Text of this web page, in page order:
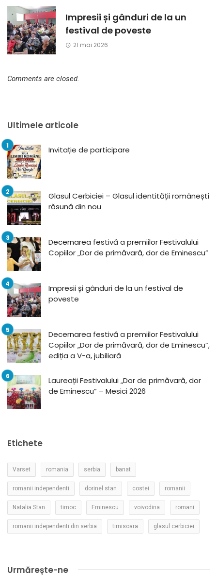
Impresii și gânduri de la un
festival de poveste
21 mai 2026
Comments are closed.
Ultimele articole
Invitație de participare
Glasul Cerbiciei – Glasul identității românești
răsună din nou
Decernarea festivă a premiilor Festivalului
Copiilor „Dor de primăvară, dor de Eminescu”
Impresii și gânduri de la un festival de
poveste
Decernarea festivă a premiilor Festivalului
Copiilor „Dor de primăvară, dor de Eminescu”,
ediția a V-a, jubiliară
Laureații Festivalului „Dor de primăvară, dor
de Eminescu” – Mesici 2026
Etichete
Varset romania serbia banat
romanii independenti dorinel stan costei romanii
Natalia Stan timoc Eminescu voivodina romani
romanii independenti din serbia timisoara glasul cerbiciei
Urmărește-ne